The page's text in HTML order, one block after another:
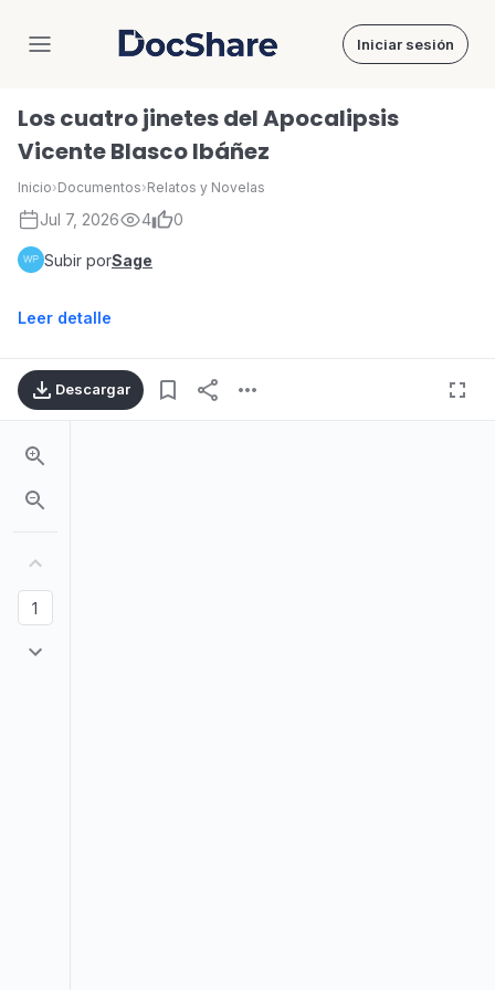
DocShare Iniciar sesión
Los cuatro jinetes del Apocalipsis
Vicente Blasco Ibáñez
Inicio›Documentos›Relatos y Novelas
Jul 7, 2026 4 0
Subir porSage
Leer detalle
Descargar